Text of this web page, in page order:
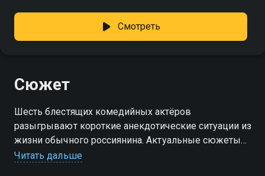
Смотреть
Сюжет
Шесть блестящих комедийных актёров
разыгрывают короткие анекдотические ситуации из
жизни обычного россиянина. Актуальные сюжеты
на злобу дня, гротеск и отличный юмор в каждом
Читать дальше